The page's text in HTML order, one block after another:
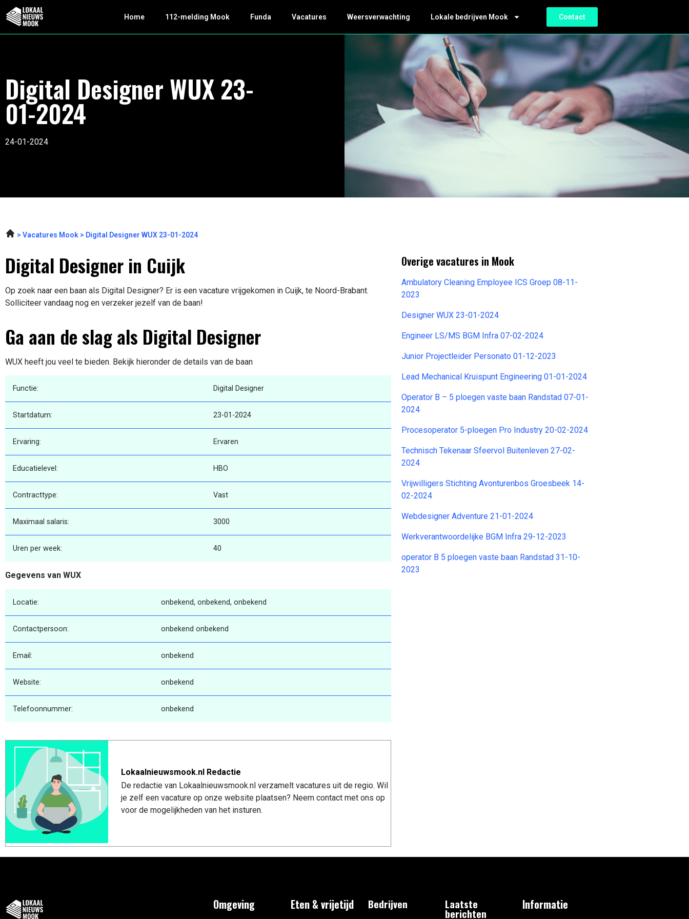
Home 112-melding Mook Funda Vacatures Weersverwachting Lokale bedrijven Mook Contact
Digital Designer WUX 23-
01-2024
24-01-2024
Vacatures Mook Digital Designer WUX 23-01-2024
Digital Designer in Cuijk
Op zoek naar een baan als Digital Designer? Er is een vacature vrijgekomen in Cuijk, te Noord-Brabant.
Solliciteer vandaag nog en verzeker jezelf van de baan!
Ga aan de slag als Digital Designer
WUX heeft jou veel te bieden. Bekijk hieronder de details van de baan
Functie: Digital Designer
Startdatum: 23-01-2024
Ervaring: Ervaren
Educatielevel: HBO
Contracttype: Vast
Maximaal salaris: 3000
Uren per week: 40
Gegevens van WUX
Locatie: onbekend, onbekend, onbekend
Contactpersoon: onbekend onbekend
Email: onbekend
Website: onbekend
Telefoonnummer: onbekend
Lokaalnieuwsmook.nl Redactie
De redactie van Lokaalnieuwsmook.nl verzamelt vacatures uit de regio. Wil
je zelf een vacature op onze website plaatsen? Neem contact met ons op
voor de mogelijkheden van het insturen.
Overige vacatures in Mook
Ambulatory Cleaning Employee ICS Groep 08-11-
2023
Designer WUX 23-01-2024
Engineer LS/MS BGM Infra 07-02-2024
Junior Projectleider Personato 01-12-2023
Lead Mechanical Kruispunt Engineering 01-01-2024
Operator B – 5 ploegen vaste baan Randstad 07-01-
2024
Procesoperator 5-ploegen Pro Industry 20-02-2024
Technisch Tekenaar Sfeervol Buitenleven 27-02-
2024
Vrijwilligers Stichting Avonturenbos Groesbeek 14-
02-2024
Webdesigner Adventure 21-01-2024
Werkverantwoordelijke BGM Infra 29-12-2023
operator B 5 ploegen vaste baan Randstad 31-10-
2023
Omgeving Eten & vrijetijd Bedrijven Laatste
berichten
Informatie